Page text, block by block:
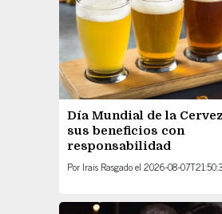
Día Mundial de la
sus beneficios con
responsabilidad
Por Irais Rasgadoel 2026-08-